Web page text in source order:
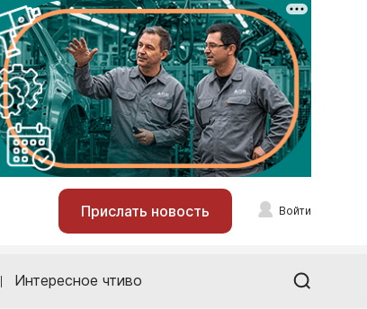
Прислать новость Войти
Интересное чтиво